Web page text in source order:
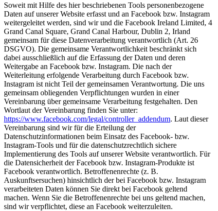
Soweit mit Hilfe des hier beschriebenen Tools personenbezogene
Daten auf unserer Website erfasst und an Facebook bzw. Instagram
weitergeleitet werden, sind wir und die Facebook Ireland Limited, 4
Grand Canal Square, Grand Canal Harbour, Dublin 2, Irland
gemeinsam für diese Datenverarbeitung verantwortlich (Art. 26
DSGVO). Die gemeinsame Verantwortlichkeit beschränkt sich
dabei ausschließlich auf die Erfassung der Daten und deren
Weitergabe an Facebook bzw. Instagram. Die nach der
Weiterleitung erfolgende Verarbeitung durch Facebook bzw.
Instagram ist nicht Teil der gemeinsamen Verantwortung. Die uns
gemeinsam obliegenden Verpflichtungen wurden in einer
Vereinbarung über gemeinsame Verarbeitung festgehalten. Den
Wortlaut der Vereinbarung finden Sie unter:
https://www.facebook.com/legal/controller_addendum. Laut dieser
Vereinbarung sind wir für die Erteilung der
Datenschutzinformationen beim Einsatz des Facebook- bzw.
Instagram-Tools und für die datenschutzrechtlich sichere
Implementierung des Tools auf unserer Website verantwortlich. Für
die Datensicherheit der Facebook bzw. Instagram-Produkte ist
Facebook verantwortlich. Betroffenenrechte (z. B.
Auskunftsersuchen) hinsichtlich der bei Facebook bzw. Instagram
verarbeiteten Daten können Sie direkt bei Facebook geltend
machen. Wenn Sie die Betroffenenrechte bei uns geltend machen,
sind wir verpflichtet, diese an Facebook weiterzuleiten.